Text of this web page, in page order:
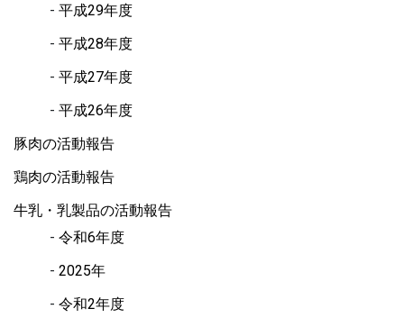
平成29年度
平成28年度
平成27年度
平成26年度
豚肉の活動報告
鶏肉の活動報告
牛乳・乳製品の活動報告
令和6年度
2025年
令和2年度